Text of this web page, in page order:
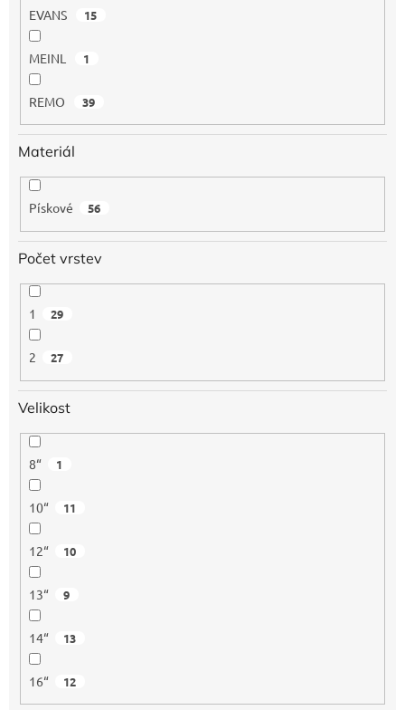
EVANS 15
MEINL 1
REMO 39
Materiál
Pískové 56
Počet vrstev
1 29
2 27
Velikost
8“ 1
10“ 11
12“ 10
13“ 9
14“ 13
16“ 12